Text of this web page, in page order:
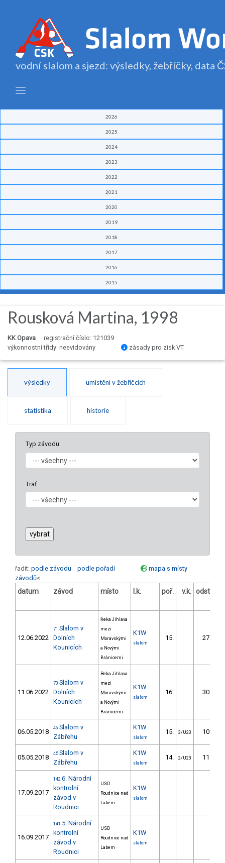
vodní slalom a sjezd: výsledky, žebříčky, data
2026
2025
2024
2023
2022
2021
2020
2019
2018
2017
2016
2015
Rousková Martina, 1998
KK Opava
registrační číslo: 121039
výkonnostní třídy neevidovány
zásady pro zisk VT
výsledky umístění v žebříčcích
statistika historie
Typ závodu
Trať
řadit: podle závodu podle pořadí
mapa s místy
závodů<
datum závod místo l.k. poř. v.k. odstup
12.06.2022
71 Slalom v
Dolních
Kounicích
Řeka Jihlava
mezi
Moravskými
a Novými
Bránicemi
K1W
slalom
15. 27.06
11.06.2022
70 Slalom v
Dolních
Kounicích
Reka Jihlava
mezi
Moravskými
a Novými
Bránicemi
K1W
slalom
16. 30.04
06.05.2018 46 Slalom v
Zábřehu
K1W
slalom
15. 3/U23 10.90
05.05.2018 45 Slalom v
Zábřehu
K1W
slalom
14. 2/U23 11.30
17.09.2017
142 6. Národní
kontrolní
závod v
Roudnici
USD
Roudnice nad
Labem
K1W
slalom
16.09.2017
141 5. Národní
kontrolní
závod v
Roudnici
USD
Roudnice nad
Labem
K1W
slalom